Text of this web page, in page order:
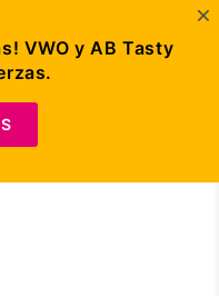
VWO y AB Tasty